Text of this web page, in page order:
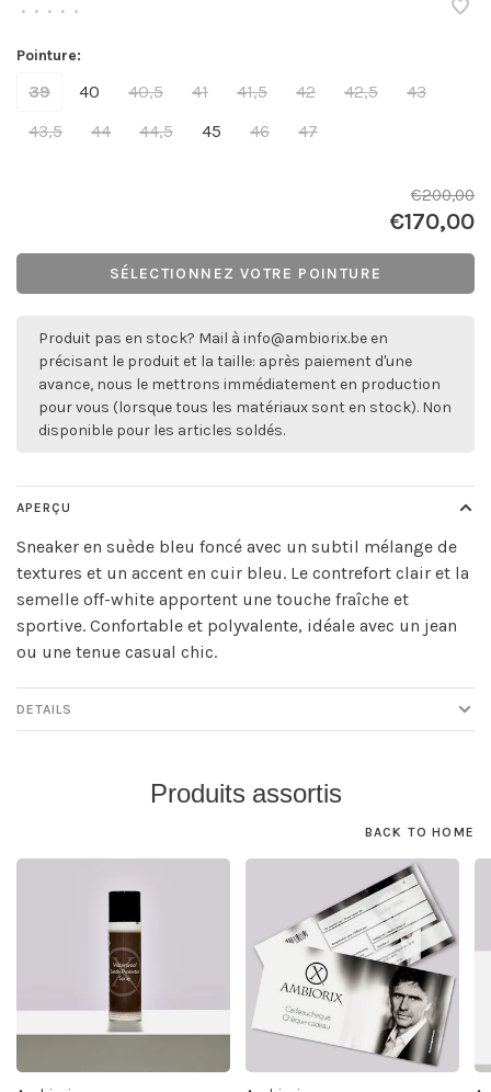
• • • • •
Pointure:
39 40 40,5 41 41,5 42 42,5
43
43,5
44 44,5 45 46 47
€200,00
€170,00
SÉLECTIONNEZ VOTRE POINTURE
Produit pas en stock? Mail à info@ambiorix.be en
précisant le produit et la taille: après paiement d'une
avance, nous le mettrons immédiatement en production
pour vous (lorsque tous les matériaux sont en stock). Non
disponible pour les articles soldés.
APERÇU
Sneaker en suède bleu foncé avec un subtil mélange de
textures et un accent en cuir bleu. Le contrefort clair et la
semelle off-white apportent une touche fraîche et
sportive. Confortable et polyvalente, idéale avec un jean
ou une tenue casual chic.
DETAILS
Produits assortis
BACK TO HOME